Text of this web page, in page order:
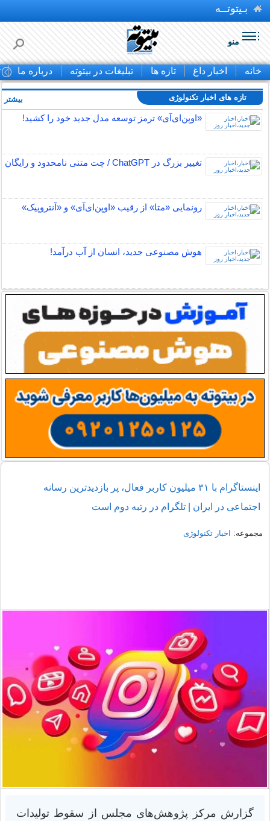
بـیتوتــه
منو
خانه اخبار داغ تازه ها تبلیغات در بیتوته درباره ما
تازه های اخبار تکنولوژی
«اوپن‌ای‌آی» ترمز توسعه مدل جدید خود را کشید!
تغییر بزرگ در ChatGPT / چت متنی نامحدود و رایگان
رونمایی «متا» از رقیب «اوپن‌ای‌آی» و «آنتروپیک»
هوش مصنوعی جدید، انسان از آب درآمد!
بیشتر
اینستاگرام با ۳۱ میلیون کاربر فعال، پر بازدیدترین رسانه
اجتماعی در ایران | تلگرام در رتبه دوم است
مجموعه: اخبار تکنولوژی
گزارش مرکز پژوهش‌های مجلس از سقوط تولیدات